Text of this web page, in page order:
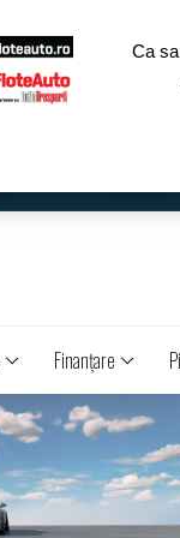
Finanţare
Ca